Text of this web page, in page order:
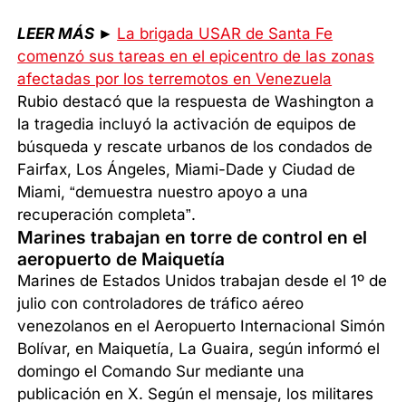
LEER MÁS ► La brigada USAR de Santa Fe
comenzó sus tareas en el epicentro de las zonas
afectadas por los terremotos en Venezuela
Rubio destacó que la respuesta de Washington a
la tragedia incluyó la activación de equipos de
búsqueda y rescate urbanos de los condados de
Fairfax, Los Ángeles, Miami-Dade y Ciudad de
Miami, “demuestra nuestro apoyo a una
recuperación completa”.
Marines trabajan en torre de control en el
aeropuerto de Maiquetía
Marines de Estados Unidos trabajan desde el 1º de
julio con controladores de tráfico aéreo
venezolanos en el Aeropuerto Internacional Simón
Bolívar, en Maiquetía, La Guaira, según informó el
domingo el Comando Sur mediante una
publicación en X. Según el mensaje, los militares